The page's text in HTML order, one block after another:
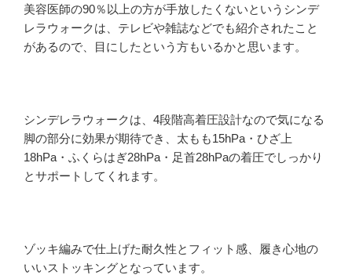
美容医師の90％以上の方が手放したくないというシンデ
レラウォークは、テレビや雑誌などでも紹介されたこと
があるので、目にしたという方もいるかと思います。
シンデレラウォークは、4段階高着圧設計なので気になる
脚の部分に効果が期待でき、太もも15hPa・ひざ上
18hPa・ふくらはぎ28hPa・足首28hPaの着圧でしっかり
とサポートしてくれます。
ゾッキ編みで仕上げた耐久性とフィット感、履き心地の
いいストッキングとなっています。